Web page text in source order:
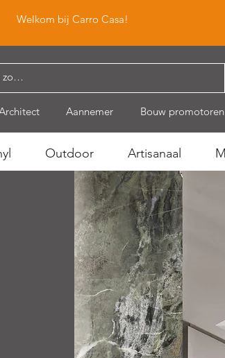
Welkom bij Carro Casa!
Aannemer Bouw promotoren
Outdoor Artisanaal